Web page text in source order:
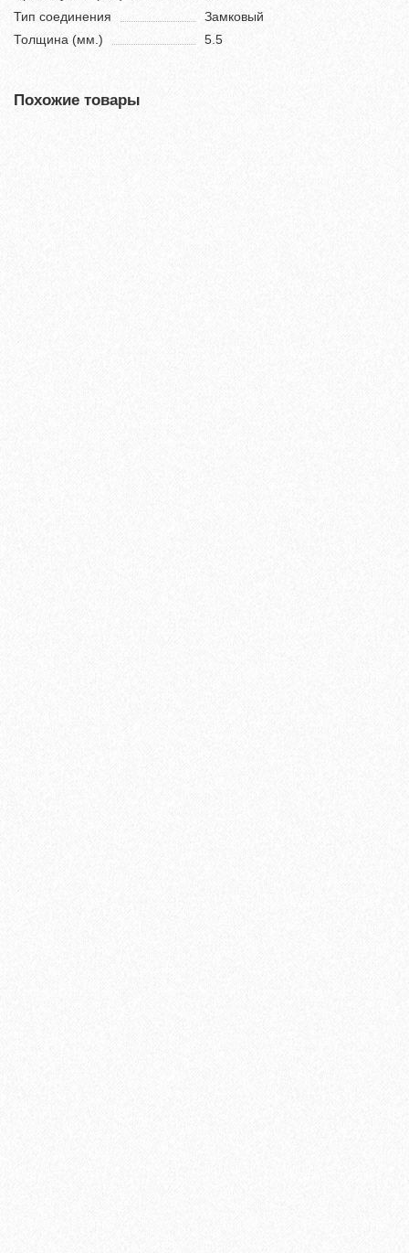
Тип соединения
Замковый
Толщина (мм.)
5.5
Похожие товары